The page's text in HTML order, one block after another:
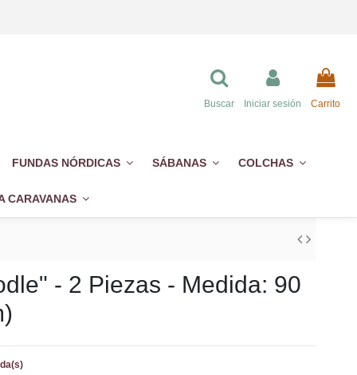
Buscar Iniciar sesión Carrito
FUNDAS NÓRDICAS SÁBANAS COLCHAS
CARAVANAS
- 2 Piezas - Medida: 90